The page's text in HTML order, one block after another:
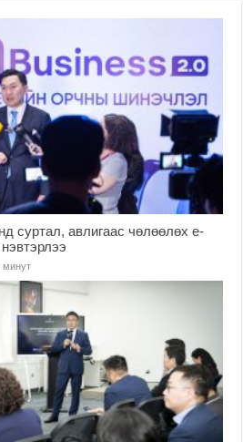
суртал, авлигаас чөлөөлөх е-
минут